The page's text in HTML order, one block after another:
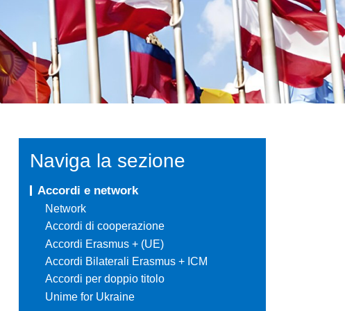
Naviga la sezione
Accordi e network
Network
Accordi di cooperazione
Accordi Erasmus + (UE)
Accordi Bilaterali Erasmus + ICM
Accordi per doppio titolo
Unime for Ukraine